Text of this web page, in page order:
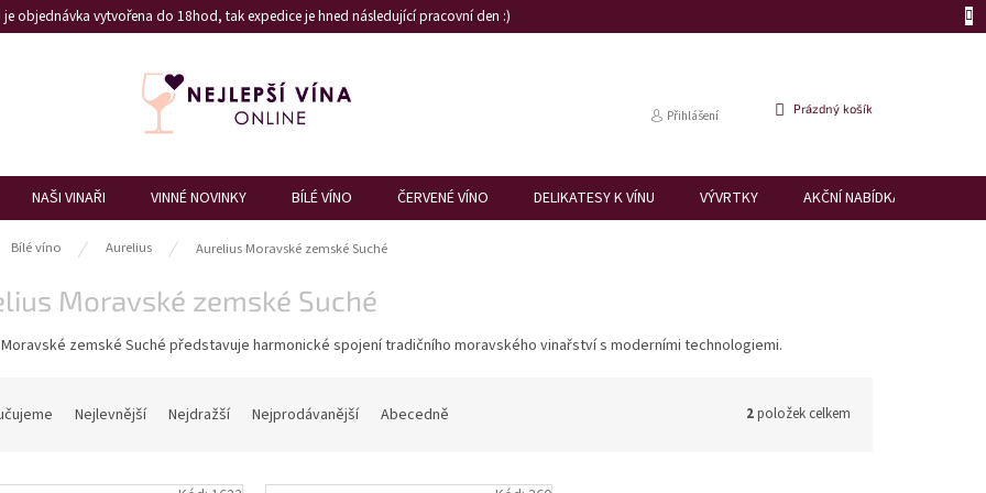
objednávka vytvořena do 18hod, tak expedice je hned následující pracovní den :)
Přihlášení
NÁKUPNÍ
Prázdný košík
NAŠI VINAŘI VINNÉ NOVINKY BÍLÉ VÍNO ČERVENÉ VÍNO DELIKATESY K VÍNU VÝVRTKY AKČNÍ NABÍDKA
Bílé víno Aurelius Aurelius Moravské zemské Suché
Moravské zemské Suché
zemské Suché představuje harmonické spojení tradičního moravského vinařství s moderními technologiemi.
Nejlevnější Nejdražší Nejprodávanější Abecedně 2položek celkem